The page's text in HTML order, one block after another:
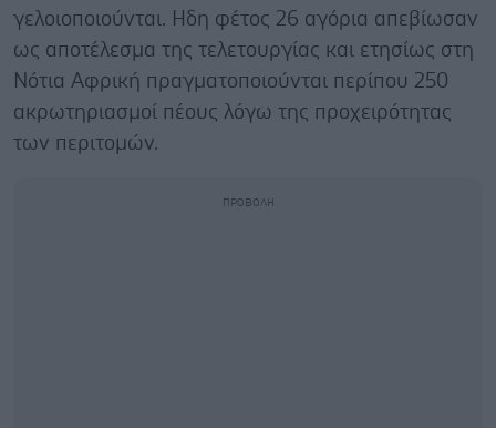
γελοιοποιούνται. Ηδη φέτος 26 αγόρια απεβίωσαν
ως αποτέλεσμα της τελετουργίας και ετησίως στη
Νότια Αφρική πραγματοποιούνται περίπου 250
ακρωτηριασμοί πέους λόγω της προχειρότητας
των περιτομών.